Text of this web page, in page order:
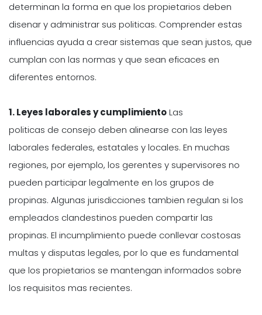
determinan la forma en que los propietarios deben
disenar y administrar sus politicas. Comprender estas
influencias ayuda a crear sistemas que sean justos, que
cumplan con las normas y que sean eficaces en
diferentes entornos.
1. Leyes laborales y cumplimientoLas
politicas de consejo deben alinearse con las leyes
laborales federales, estatales y locales. En muchas
regiones, por ejemplo, los gerentes y supervisores no
pueden participar legalmente en los grupos de
propinas. Algunas jurisdicciones tambien regulan si los
empleados clandestinos pueden compartir las
propinas. El incumplimiento puede conllevar costosas
multas y disputas legales, por lo que es fundamental
que los propietarios se mantengan informados sobre
los requisitos mas recientes.